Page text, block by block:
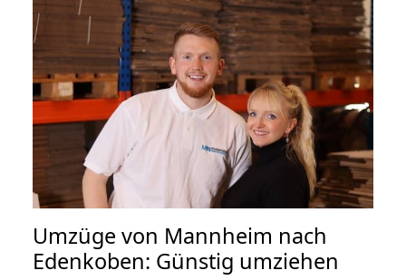
Umzüge von Mannheim nach
Edenkoben: Günstig umziehen